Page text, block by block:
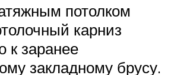
потолком
карниз
к заранее
закладному брусу.